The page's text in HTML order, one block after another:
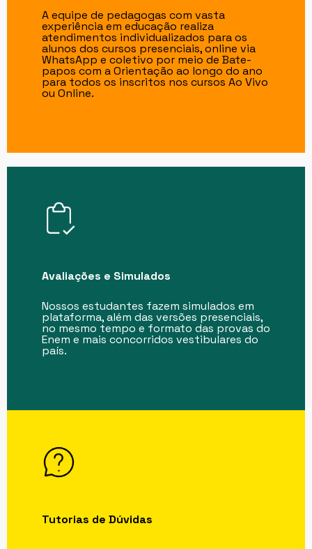
A equipe de pedagogas com vasta
experiência em educação realiza
atendimentos individualizados para os
alunos dos cursos presenciais, online via
WhatsApp e coletivo por meio de Bate-
papos com a Orientação ao longo do ano
para todos os inscritos nos cursos Ao Vivo
ou Online.
Avaliações e Simulados
Nossos estudantes fazem simulados em
plataforma, além das versões presenciais,
no mesmo tempo e formato das provas do
Enem e mais concorridos vestibulares do
país.
Tutorias de Dúvidas